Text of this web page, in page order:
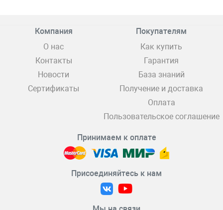
Компания
О нас
Контакты
Новости
Сертификаты
Покупателям
Как купить
Гарантия
База знаний
Получение и доставка
Оплата
Пользовательское соглашение
Принимаем к оплате
Присоединяйтесь к нам